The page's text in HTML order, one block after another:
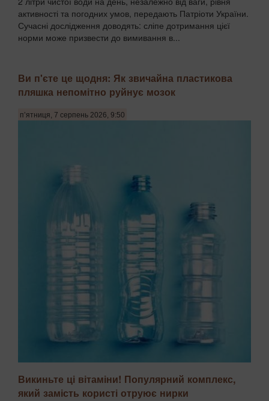
активності та погодних умов, передають Патріоти України.
Сучасні дослідження доводять: сліпе дотримання цієї
норми може призвести до вимивання в...
Ви п'єте це щодня: Як звичайна пластикова
пляшка непомітно руйнує мозок
п’ятниця, 7 серпень 2026, 9:50
Викиньте ці вітаміни! Популярний комплекс,
який замість користі отруює нирки